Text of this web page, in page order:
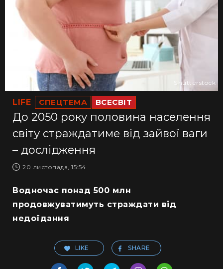
LIFE СПЕЦТЕМА ВСЕСВІТ
До 2050 року половина населення
світу страждатиме від зайвої ваги
– дослідження
20 листопада, 15:54
Shutterstock
Водночас понад 500 млн
продовжуватимуть страждати від
недоїдання
LIKE SHARE